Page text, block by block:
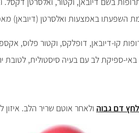
השפעתו באמצעות ואלסרטן (דיובאן)
קו-דיובאן, דופלקס, וקטור פלוס,
באי-ספיקת לב עם בעיה סיסטולית,
לחץ דם גבוה ולאחר אוטם שריר הלב.